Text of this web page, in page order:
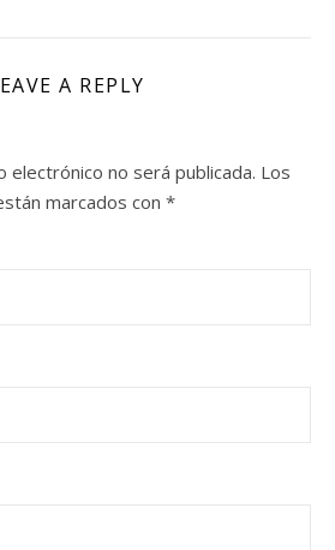
A REPLY
electrónico no será publicada. Los
marcados con *